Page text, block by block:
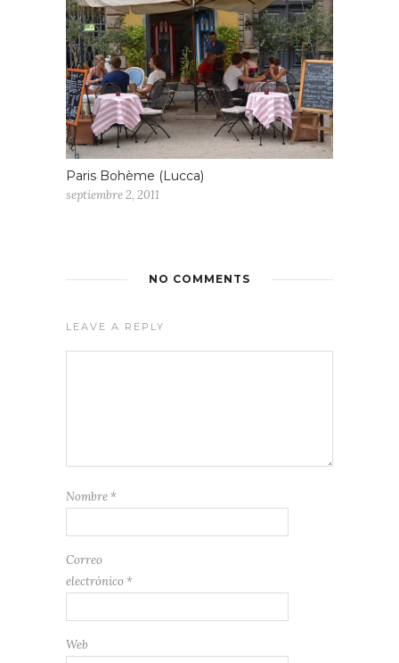
Paris Bohème (Lucca)
septiembre 2, 2011
NO COMMENTS
LEAVE A REPLY
Nombre *
Correo
electrónico *
Web